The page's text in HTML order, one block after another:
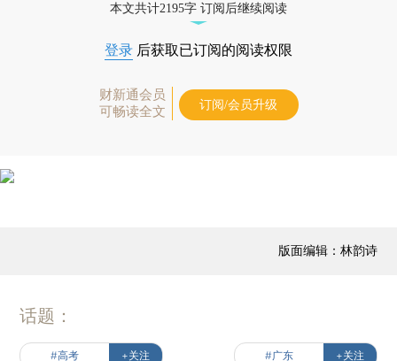
本文共计2195字 订阅后继续阅读
登录 后获取已订阅的阅读权限
财新通会员
可畅读全文
订阅/会员升级
版面编辑：林韵诗
话题：
#高考 +关注 #广东 +关注